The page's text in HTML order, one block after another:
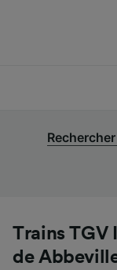
Trains TGV
de